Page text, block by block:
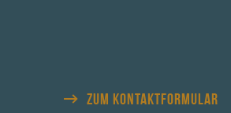
ZUM KONTAKTFORMULAR